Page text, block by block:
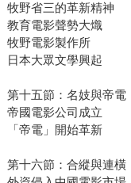
牧野省三的革新精神
教育電影聲勢大熾
牧野電影製作所
日本大眾文學興起
第十五節：名妓與帝電
帝國電影公司成立
「帝電」開始革新
第十六節：合縱與連橫